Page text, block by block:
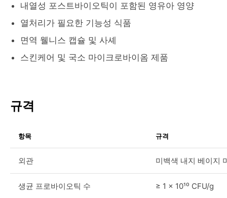
내열성 포스트바이오틱이 포함된 영유아 영양
열처리가 필요한 기능성 식품
면역 웰니스 캡슐 및 사셰
스킨케어 및 국소 마이크로바이옴 제품
규격
항목 규격
외관 미백색 내지 베이지
생균 프로바이오틱 수 ≥ 1 × 10¹⁰ CFU/g